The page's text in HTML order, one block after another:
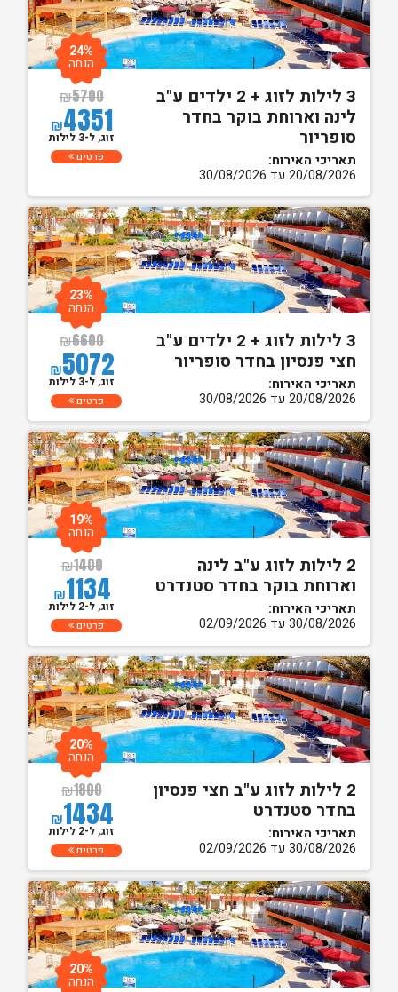
3 לילות לזוג + 2 ילדים ע"ב
לינה וארוחת בוקר בחדר
סופריור
תאריכי האירוח:
20/08/2026 עד 30/08/2026
₪5700
₪4351
24%
הנחה
זוג, ל-3 לילות
פרטים
3 לילות לזוג + 2 ילדים ע"ב
חצי פנסיון בחדר סופריור
תאריכי האירוח:
20/08/2026 עד 30/08/2026
₪6600
₪5072
23%
הנחה
זוג, ל-3 לילות
פרטים
2 לילות לזוג ע"ב לינה
וארוחת בוקר בחדר סטנדרט
תאריכי האירוח:
30/08/2026 עד 02/09/2026
₪1400
₪1134
19%
הנחה
זוג, ל-2 לילות
פרטים
2 לילות לזוג ע"ב חצי פנסיון
בחדר סטנדרט
תאריכי האירוח:
30/08/2026 עד 02/09/2026
₪1800
₪1434
20%
הנחה
זוג, ל-2 לילות
פרטים
20%
הנחה